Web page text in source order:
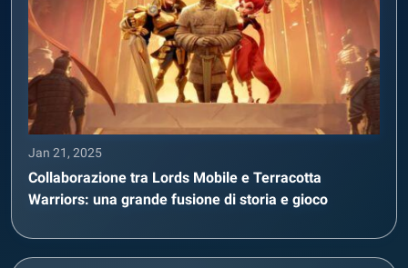
Jan 21, 2025
Collaborazione tra Lords Mobile e Terracotta
Warriors: una grande fusione di storia e gioco